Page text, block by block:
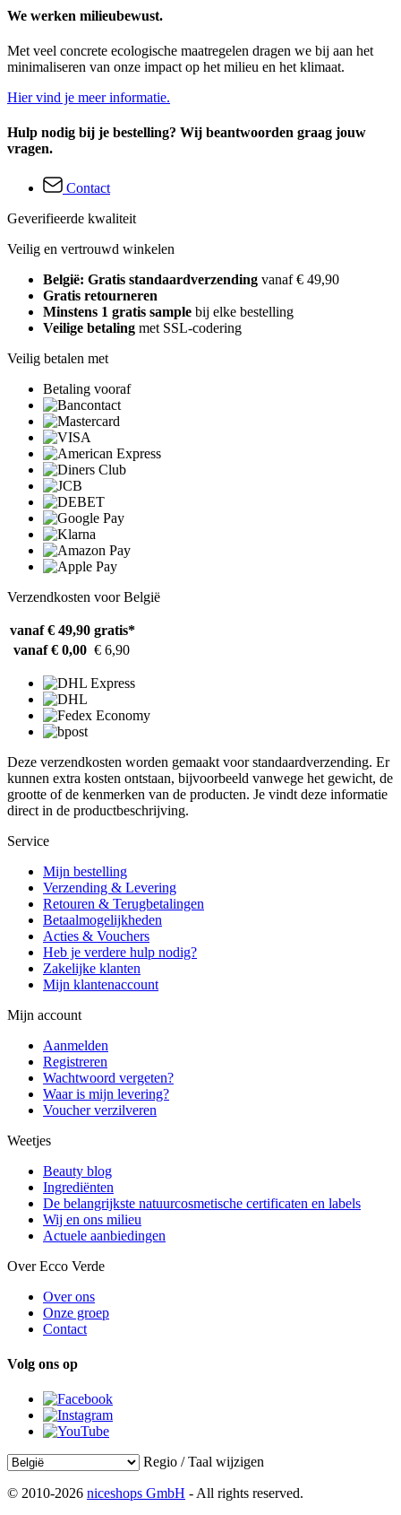
We werken milieubewust.
Met veel concrete ecologische maatregelen dragen we bij aan het
minimaliseren van onze impact op het milieu en het klimaat.
Hier vind je meer informatie.
Hulp nodig bij je bestelling? Wij beantwoorden graag jouw
vragen.
Contact
Geverifieerde kwaliteit
Veilig en vertrouwd winkelen
België: Gratis standaardverzending vanaf € 49,90
Gratis retourneren
Minstens 1 gratis sample bij elke bestelling
Veilige betaling met SSL-codering
Veilig betalen met
Betaling vooraf
Verzendkosten voor België
vanaf € 49,90 gratis*
vanaf € 0,00 € 6,90
Deze verzendkosten worden gemaakt voor standaardverzending. Er
kunnen extra kosten ontstaan, bijvoorbeeld vanwege het gewicht, de
grootte of de kenmerken van de producten. Je vindt deze informatie
direct in de productbeschrijving.
Service
Mijn bestelling
Verzending & Levering
Retouren & Terugbetalingen
Betaalmogelijkheden
Acties & Vouchers
Heb je verdere hulp nodig?
Zakelijke klanten
Mijn klantenaccount
Mijn account
Aanmelden
Registreren
Wachtwoord vergeten?
Waar is mijn levering?
Voucher verzilveren
Weetjes
Beauty blog
Ingrediënten
De belangrijkste natuurcosmetische certificaten en labels
Wij en ons milieu
Actuele aanbiedingen
Over Ecco Verde
Over ons
Onze groep
Contact
Volg ons op
Regio / Taal wijzigen
© 2010-2026 niceshops GmbH - All rights reserved.